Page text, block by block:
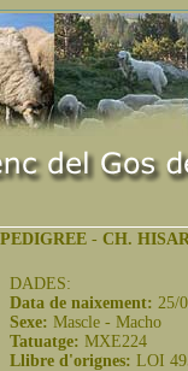
PEDIGREE - CH.
DADES:
Data de naixement: 25/
Sexe: Mascle - Macho
Tatuatge: MXE224
Llibre d'orignes: LOI